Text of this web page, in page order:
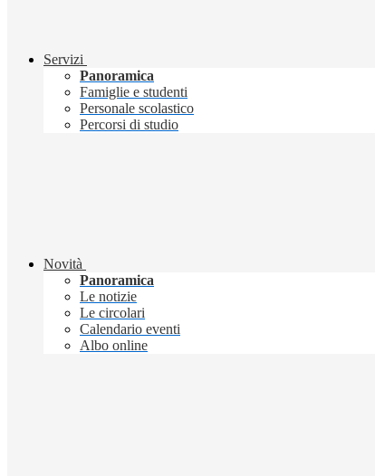
Servizi
Panoramica
Famiglie e studenti
Personale scolastico
Percorsi di studio
Novità
Panoramica
Le notizie
Le circolari
Calendario eventi
Albo online